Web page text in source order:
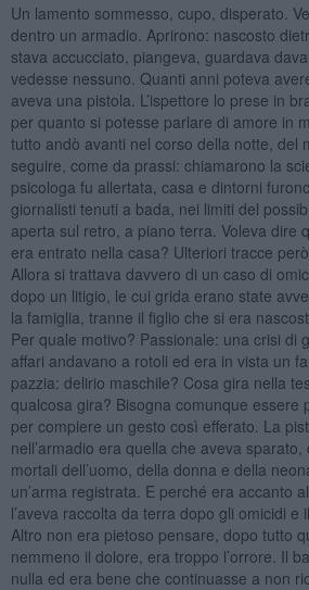
Un lamento sommesso, cupo, disperato.
dentro un armadio. Aprirono: nascosto
stava accucciato, piangeva, guardava
vedesse nessuno. Quanti anni poteva
aveva una pistola. L’ispettore lo prese in
per quanto si potesse parlare di amore in
tutto andò avanti nel corso della notte, del
seguire, come da prassi: chiamarono la
psicologa fu allertata, casa e dintorni
giornalisti tenuti a bada, nei limiti del
aperta sul retro, a piano terra. Voleva dire
era entrato nella casa? Ulteriori tracce
Allora si trattava davvero di un caso di
dopo un litigio, le cui grida erano state
la famiglia, tranne il figlio che si era
Per quale motivo? Passionale: una crisi di
affari andavano a rotoli ed era in vista un
pazzia: delirio maschile? Cosa gira nella
qualcosa gira? Bisogna comunque essere
per compiere un gesto così efferato. La
nell’armadio era quella che aveva
mortali dell’uomo, della donna e della
un’arma registrata. E perché era accanto
l’aveva raccolta da terra dopo gli omicidi e
Altro non era pietoso pensare, dopo tutto
nemmeno il dolore, era troppo l’orrore. Il
nulla ed era bene che continuasse a non